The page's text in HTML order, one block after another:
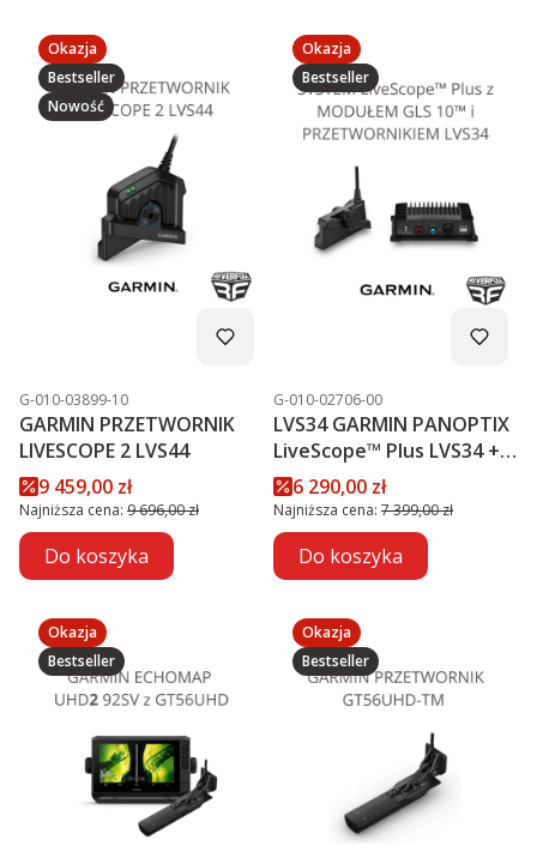
Okazja
Bestseller
Nowość
Kod produktu
G-010-03899-10
GARMIN PRZETWORNIK
LIVESCOPE 2 LVS44
Cena promocyjna
9 459,00 zł
Najniższa cena: 9 696,00 zł
Do koszyka
Okazja
Bestseller
Kod produktu
G-010-02706-00
LVS34 GARMIN PANOPTIX
LiveScope™ Plus LVS34 +
MODUŁ GLS 10™
PROMOCJA
Cena promocyjna
6 290,00 zł
Najniższa cena: 7 399,00 zł
Do koszyka
Okazja
Bestseller
Okazja
Bestseller